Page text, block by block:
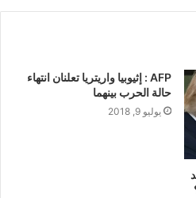
AFP : إثيوبيا واريتريا تعلنان انتهاء
حالة الحرب بينهما
يوليو 9, 2018